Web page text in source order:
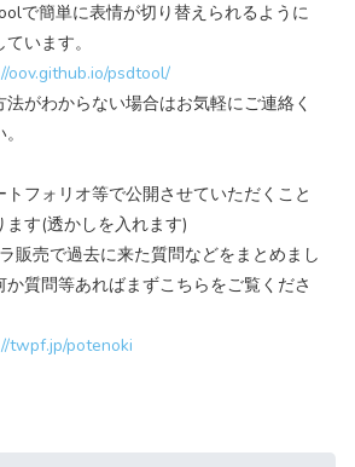
で簡単に表情が切り替えられるように
います。
oov.github.io/psdtool/
法がわからない場合はお気軽にご連絡く
フォリオ等で公開させていただくこと
ます(透かしを入れます)
販売で過去に来た質問などをまとめまし
か質問等あればまずこちらをご覧くださ
twpf.jp/potenoki